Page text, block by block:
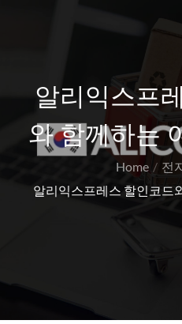
알리익스프
와 함께하는
Home
전
알리익스프레스 할인코드